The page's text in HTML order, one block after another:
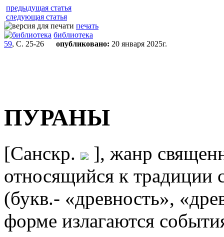
предыдущая статья
следующая статья
печать
библиотека
59, С. 25-26 опубликовано: 20 января 2025г.
ПУРАНЫ
[Санскр.
], жанр
относящийся к
(букв.- «древность»,
форме излагаются